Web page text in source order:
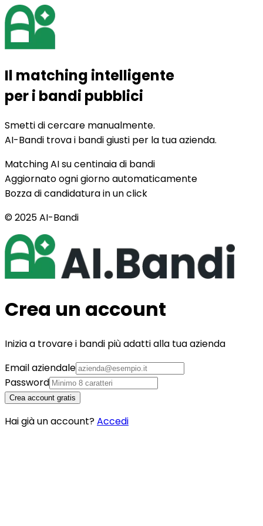
Il matching intelligente
per i bandi pubblici
Smetti di cercare manualmente.
AI-Bandi trova i bandi giusti per la tua azienda.
Matching AI su centinaia di bandi
Aggiornato ogni giorno automaticamente
Bozza di candidatura in un click
© 2025 AI-Bandi
Crea un account
Inizia a trovare i bandi più adatti alla tua azienda
Email aziendale
Password
Crea account gratis
Hai già un account?Accedi